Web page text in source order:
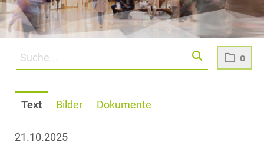
0
Text Bilder Dokumente
21.10.2025